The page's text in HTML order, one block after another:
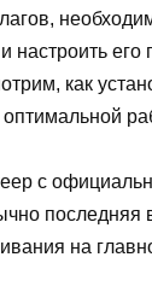
настроить
как
оптимальной
с
последняя
на